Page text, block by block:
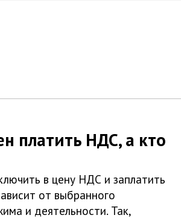
платить НДС, а кто
в цену НДС и заплатить
от выбранного
и деятельности. Так,